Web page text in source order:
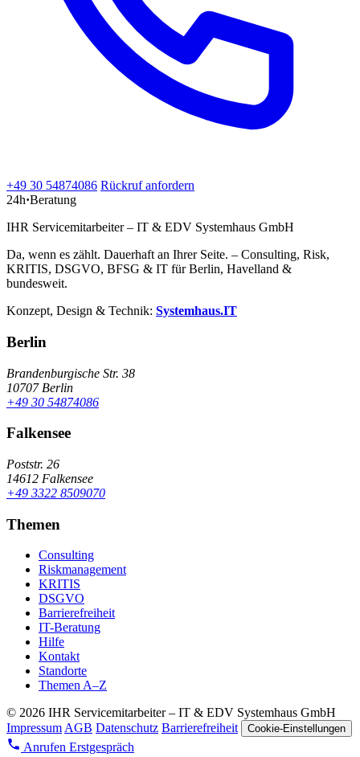
+49 30 54874086 Rückruf anfordern
24h·Beratung
IHR Servicemitarbeiter – IT & EDV Systemhaus GmbH
Da, wenn es zählt. Dauerhaft an Ihrer Seite. – Consulting, Risk,
KRITIS, DSGVO, BFSG & IT für Berlin, Havelland &
bundesweit.
Konzept, Design & Technik: Systemhaus.IT
Berlin
Brandenburgische Str. 38
10707 Berlin
+49 30 54874086
Falkensee
Poststr. 26
14612 Falkensee
+49 3322 8509070
Themen
Consulting
Riskmanagement
KRITIS
DSGVO
Barrierefreiheit
IT-Beratung
Hilfe
Kontakt
Standorte
Themen A–Z
© 2026 IHR Servicemitarbeiter – IT & EDV Systemhaus GmbH
ImpressumAGB Datenschutz Barrierefreiheit Cookie-Einstellungen
Anrufen Erstgespräch